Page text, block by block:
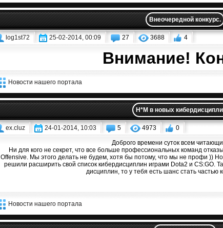
Внеочередной конкурс.
log1st72 25-02-2014, 00:09 27 3688 4
Внимание!
Новости нашего портала
H*M в новых
ex.cluz 24-01-2014, 10:03 5 4973 0
Доброго времени суток всем
Ни для кого не секрет, что все больше профессиональных команд
Offensive. Мы этого делать не будем, хотя бы потому, что мы не профи ))
решили расширить свой список кибердисциплин играми Dota2 и CS:GO.
дисциплин, то у тебя есть шанс стать частью
Новости нашего портала